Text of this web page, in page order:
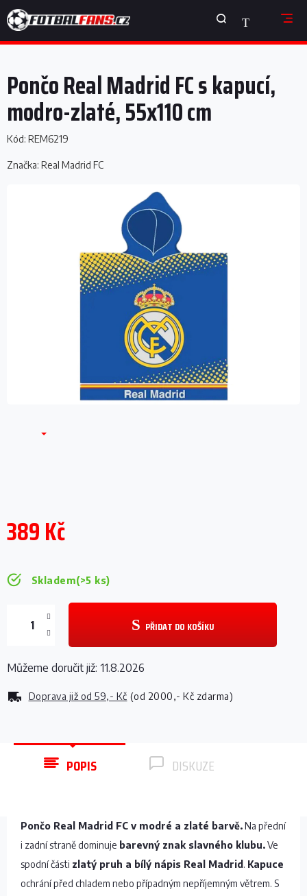
na
obsah
NÁKUPNÍ
KOŠÍK
Pončo Real Madrid FC s kapucí,
modro-zlaté, 55x110 cm
Kód: REM6219
Značka: Real Madrid FC
389 Kč
Skladem(>5 ks)
Doprava již od 59,- Kč (od 2000,- Kč zdarma)
PŘIDAT DO KOŠÍKU
Můžeme doručit již: 11.8.2026
POPIS DISKUZE
Pončo Real Madrid FC v modré a zlaté barvě.Na přední
i zadní straně dominuje barevný znak slavného klubu.Ve
spodní části zlatý pruh a bílý nápis Real Madrid . Kapuce
ochrání před chladem nebo případným nepříjemným větrem. S